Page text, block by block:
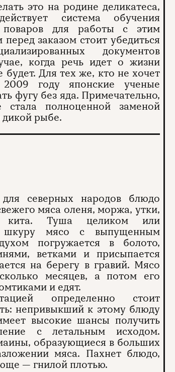
это на родине деликатеса,
система обучения
поваров для работы с этим
заказом стоит убедиться
документов
когда речь идет о жизни
Для тех же, кто не хочет
году японские ученые
фугу без яда. Примечательно,
полноценной заменой
дикой рыбе.
для северных народов блюдо
мяса оленя, моржа, утки,
Туша целиком или
шкуру мясо с выпущенным
погружается в болото,
ветками и присыпается
на берегу в гравий. Мясо
месяцев, а потом его
и едят.
определенно стоит
непривыкший к этому блюду
высокие шансы получить
с летальным исходом.
образующиеся в больших
мяса. Пахнет блюдо,
— гнилой плотью.